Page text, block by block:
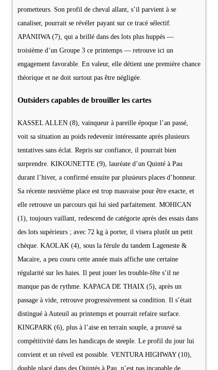
prometteurs. Son profil de cheval allant, s’il parvient à se
canaliser, pourrait se révéler payant sur ce tracé sélectif.
APANIIWA (7), qui a brillé dans des lots plus huppés —
troisième d’un Groupe 3 ce printemps — retrouve ici un
engagement favorable. En valeur, elle détient une première chance
théorique et ne doit surtout pas être négligée.
Outsiders capables de brouiller les cartes
KASSEL ALLEN (8), vainqueur à pareille époque l’an passé,
voit sa situation au poids redevenir intéressante après plusieurs
tentatives sans éclat. Repris sur confiance, il pourrait bien
surprendre. KIKOUNETTE (9), lauréate d’un Quinté à Pau
durant l’hiver, a confirmé ensuite par plusieurs places d’honneur.
Sa récente neuvième place est trop mauvaise pour être exacte, et
elle retrouve un parcours qui lui sied parfaitement. MOHICAN
(1), toujours vaillant, redescend de catégorie après des essais dans
des lots supérieurs ; avec 72 kg à porter, il visera plutôt un petit
chèque. KAOLAK (4), sous la férule du tandem Lageneste &
Macaire, a peu couru cette année mais affiche une certaine
régularité sur les haies. Il peut jouer les trouble-fête s’il ne
manque pas de rythme. KAPACA DE THAIX (5), après un
passage à vide, retrouve progressivement sa condition. Il s’était
distingué à Auteuil au printemps et pourrait refaire surface.
KINGPARK (6), plus à l’aise en terrain souple, a prouvé sa
compétitivité dans les handicaps de steeple. Le profil du jour lui
convient et un réveil est possible. VENTURA HIGHWAY (10),
double placé dans des Quintés à Pau, n’est pas incapable de